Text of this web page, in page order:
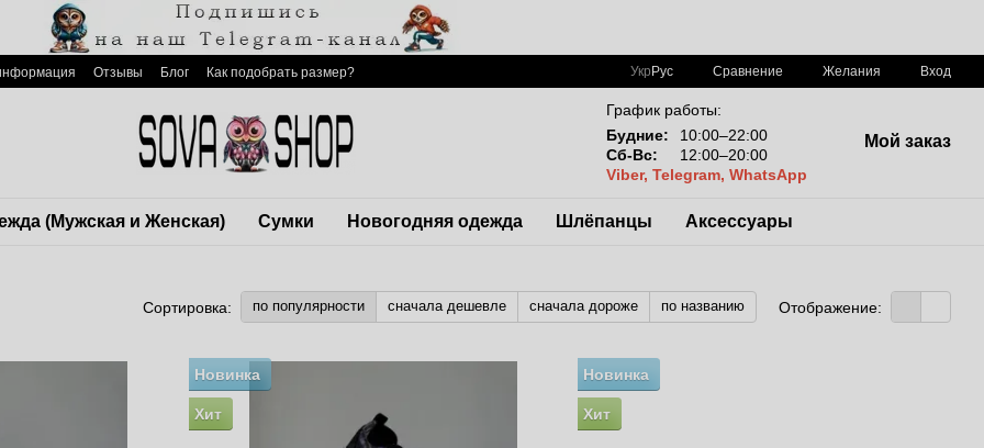
Отзывы Блог
Как подобрать размер?
Укр Рус Сравнение Желания Вход
График работы:
Будние:
10:00–22:00
Сб-Вс:
12:00–20:00
Viber, Telegram, WhatsApp
Мой заказ
(Мужская и Женская) Сумки Новогодняя одежда Шлёпанцы Аксессуары
Сортировка: по популярности сначала дешевле сначала дороже по названию Отображение:
Новинка
Хит
Новинка
Хит